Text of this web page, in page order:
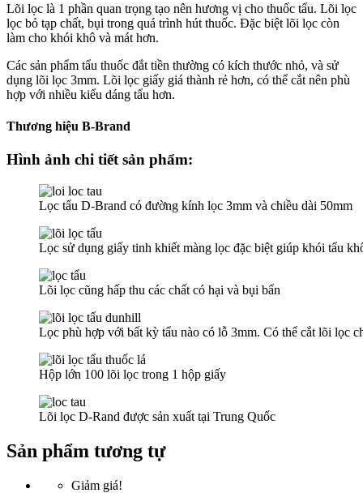
Hộp
100
số
Lõi lọc là 1 phần quan trọng tạo nên hương vị cho thuốc tẩu. Lõi lọc
lọc bỏ tạp chất, bụi trong quá trình hút thuốc. Đặc biệt lõi lọc còn
làm cho khói khô và mát hơn.
Các sản phẩm tẩu thuốc đắt tiền thường có kích thước nhỏ, và sử
dụng lõi lọc 3mm. Lõi lọc giấy giá thành rẻ hơn, có thể cắt nên phù
hợp với nhiều kiểu dáng tẩu hơn.
Thương hiệu B-Brand
Hình ảnh chi tiết sản phẩm:
Lọc tẩu D-Brand có đường kính lọc 3mm và chiều dài 50mm
Lọc sử dụng giấy tinh khiết màng lọc đặc biệt giúp khói tẩu
Lõi lọc cũng hấp thu các chất có hại và bụi bẩn
Lọc phù hợp với bất kỳ tẩu nào có lỗ 3mm. Có thể cắt lõi lọc
Hộp lớn 100 lõi lọc trong 1 hộp giấy
Lõi lọc D-Rand được sản xuất tại Trung Quốc
Sản phẩm tương tự
Giảm giá!